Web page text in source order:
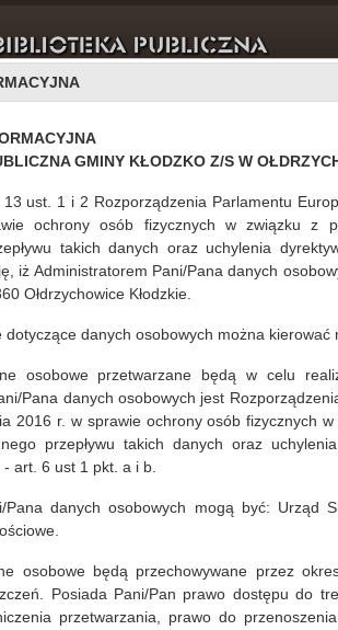
2024
Publicznej Gminy Kłodzko
29.02.2024
GMINY KŁODZKO Z/S W
ust. 1 i 2 Rozporządzenia Parlamentu
ochrony osób fizycznych w związku z
takich danych oraz uchylenia
iż Administratorem Pani/Pana danych
Ołdrzychowice Kłodzkie.
dotyczące danych osobowych można
osobowe przetwarzane będą w celu
Pana danych osobowych jest
2016 r. w sprawie ochrony osób fizycznych
przepływu takich danych oraz
art. 6 ust 1 pkt. a i b.
Pana danych osobowych mogą być: Urząd
osobowe będą przechowywane przez
Posiada Pani/Pan prawo dostępu do
przetwarzania, prawo do